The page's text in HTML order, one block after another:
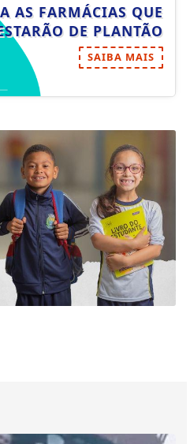
AS FARMÁCIAS QUE
DE PLANTÃO
SAIBA MAIS